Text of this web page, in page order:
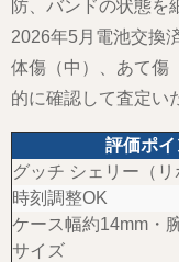
防、バンドの状態を
2026年5月電池交換
体傷（中）、あて傷
的に確認して査定い
評価ポイ
グッチ シェリー（
時刻調整OK
ケース幅約14mm・
サイズ